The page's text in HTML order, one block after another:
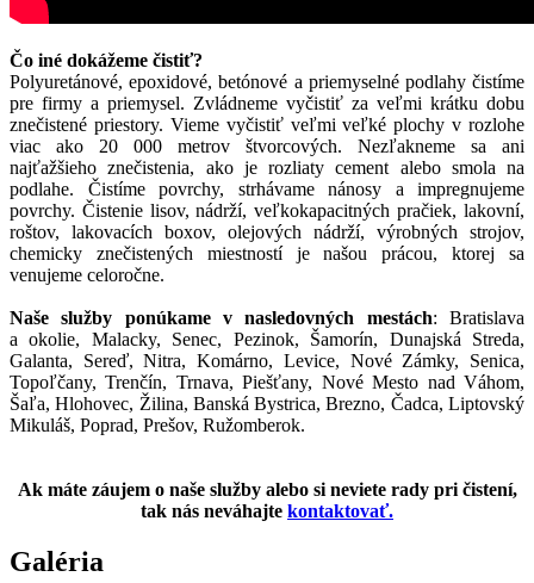
Čo iné dokážeme čistiť?
Polyuretánové, epoxidové, betónové a priemyselné podlahy čistíme
pre firmy a priemysel. Zvládneme vyčistiť za veľmi krátku dobu
znečistené priestory. Vieme vyčistiť veľmi veľké plochy v rozlohe
viac ako 20 000 metrov štvorcových. Nezľakneme sa ani
najťažšieho znečistenia, ako je rozliaty cement alebo smola na
podlahe. Čistíme povrchy, strhávame nánosy a impregnujeme
povrchy. Čistenie lisov, nádrží, veľkokapacitných pračiek, lakovní,
roštov, lakovacích boxov, olejových nádrží, výrobných strojov,
chemicky znečistených miestností je našou prácou, ktorej sa
venujeme celoročne.
Naše služby ponúkame v nasledovných mestách: Bratislava
a okolie, Malacky, Senec, Pezinok, Šamorín, Dunajská Streda,
Galanta, Sereď, Nitra, Komárno, Levice, Nové Zámky, Senica,
Topoľčany, Trenčín, Trnava, Piešťany, Nové Mesto nad Váhom,
Šaľa, Hlohovec, Žilina, Banská Bystrica, Brezno, Čadca, Liptovský
Mikuláš, Poprad, Prešov, Ružomberok.
Ak máte záujem o naše služby alebo si neviete rady pri čistení,
tak nás neváhajte kontaktovať.
Galéria